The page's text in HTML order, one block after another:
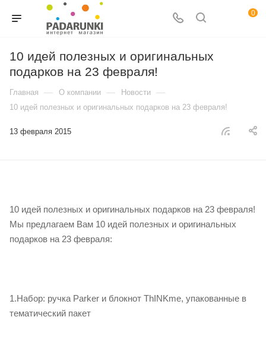
0
10 идей полезных и оригинальных
подарков на 23 февраля!
Главная — О компании — Новости —
10 идей полезных и оригинальных подарков на 23 февраля!
13 февраля 2015
10 идей полезных и оригинальных подарков на 23 февраля!
Мы предлагаем Вам 10 идей полезных и оригинальных
подарков на 23 февраля:
1.Набор: ручка Parker и блокнот ThINKme, упакованные в
тематический пакет